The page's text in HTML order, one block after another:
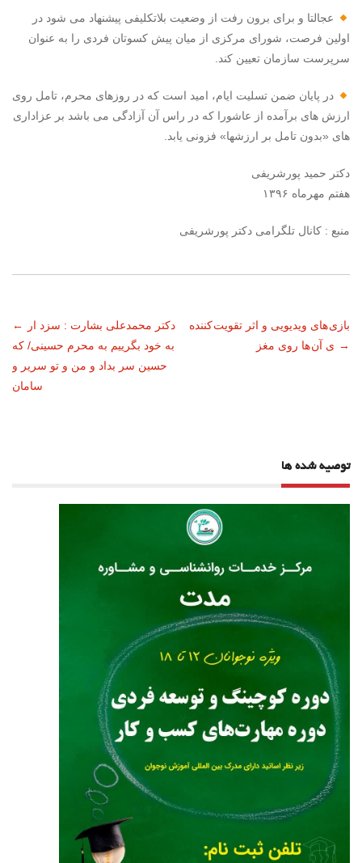
عجالتا و برای برون رفت از وضعیت بلاتکلیفی پیشنهاد می شود در
اولین فرصت، شورای مرکزی از میان پیش کسوتان فردی را به عنوان
سرپرست سازمان تعیین کند.
در پایان ضمن تسلیت ایام، امید است که در روزهای محرم، تامل روی
ارزش های برآمده از عاشورا که در راس آن آزادگی می باشد بر عزاداری
های «بدون تامل بر ارزشها» فزونی یابد.
دکتر حمید پورشریفی
هفتم مهرماه ۱۳۹۶
منبع : کانال تلگرامی دکتر پورشریفی
ناوبری
نوشته
←
دکتر محمدعلی بشارت : سزد ار
به خود بگرییم به محرم حسینی/ که
حسین سر بداد و من و تو سریر و
سامان
بازی های ویدیویی و اثر تقویت کننده
ی آن ها روی مغز →
توصیه شده ها